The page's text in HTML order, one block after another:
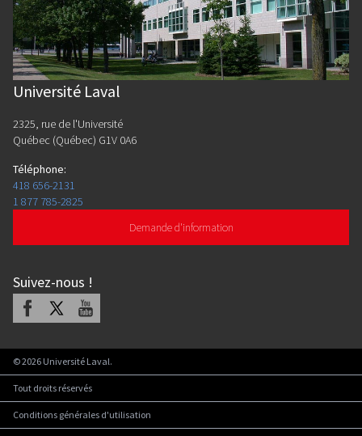
Université Laval
2325, rue de l'Université
Québec (Québec) G1V 0A6
Téléphone:
418 656-2131
1 877 785-2825
Demande d'information
Suivez-nous !
Facebook Youtube
©2026 Université Laval.
Tout droits réservés
Conditions générales d'utilisation